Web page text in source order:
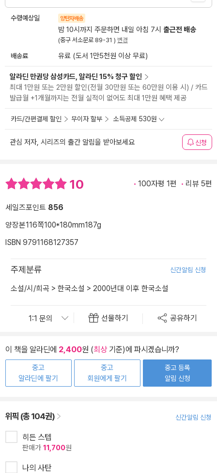
수령예상일 양탄자배송
밤 10시까지 주문하면 내일 아침 7시 출근전 배송
(중구 서소문로 89-31 ) 변경
배송료 유료 (도서 1만5천원 이상 무료)
알라딘 만권당 삼성카드, 알라딘 15% 청구 할인
최대 1만원 또는 2만원 할인(전월 30만원 또는 60만원 이용 시) / 카드
발급월 +1개월까지는 전월 실적이 없어도 최대 1만원 혜택 제공
카드/간편결제 할인 무이자 할부 소득공제 530원
관심 저자, 시리즈의 출간 알림을 받아보세요 신청
10 100자평 1편 리뷰 5편
세일즈포인트 856
양장본116쪽100*180mm187g
ISBN 9791168127357
주제분류 신간알림 신청
소설/시/희곡 > 한국소설 > 2000년대 이후 한국소설
선물하기 공유하기
이 책을 알라딘에 2,400원 (최상기준)에 파시겠습니까?
중고
알라딘에 팔기
중고
회원에게 팔기
중고 등록
알림 신청
위픽 (총 104권) 신간알림 신청
히든 스텝
판매가 11,700원
나의 사탄